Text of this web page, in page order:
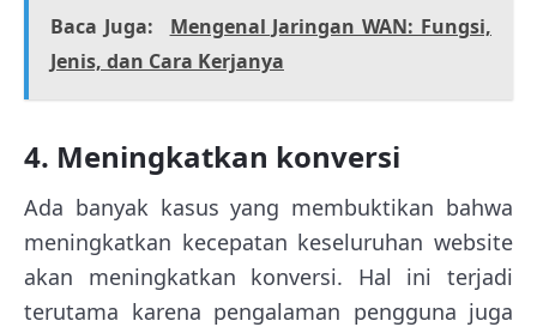
Baca Juga:
Mengenal Jaringan WAN: Fungsi,
Jenis, dan Cara Kerjanya
4. Meningkatkan konversi
Ada banyak kasus yang membuktikan bahwa
meningkatkan kecepatan keseluruhan website
akan meningkatkan konversi. Hal ini terjadi
terutama karena pengalaman pengguna juga